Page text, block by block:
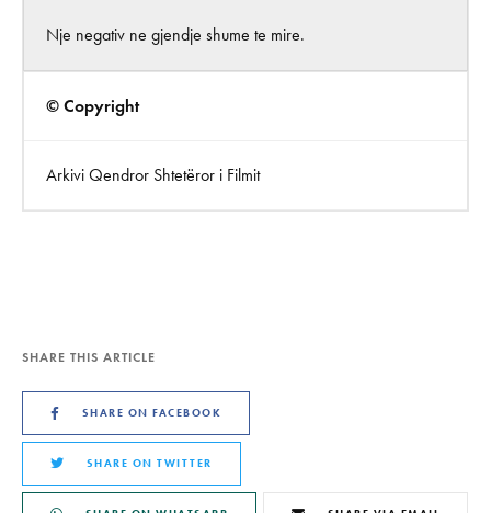
Nje negativ ne gjendje shume te mire.
© Copyright
Arkivi Qendror Shtetëror i Filmit
SHARE THIS ARTICLE
SHARE ON FACEBOOK
SHARE ON TWITTER